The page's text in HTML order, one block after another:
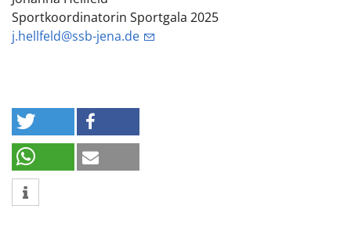
Sportkoordinatorin Sportgala 2025
j.hellfeld@ssb-jena.de